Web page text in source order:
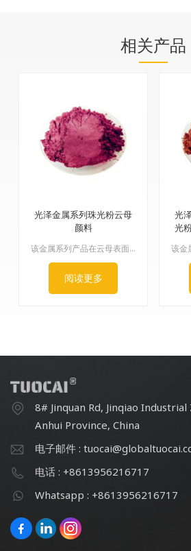
相关产品
光泽金属系列珠光粉云母
颜料
该金属系列产品在云母表面涂覆甲烷。通过精确控制氧化铁涂层的厚度，依次呈现出青铜色、红棕色、酒红色、紫色、红色、绿色和咖啡色等一系列色调。色相完整，金属光泽强，遮盖力强，色彩丰富，物理化学性质优良。
阅读更多
光
光
8# Jinquan Rd, Jinqiao
Anhui Province, China
电子邮件 :
电话 : +8613956216717
Whatsapp : +8613956216717